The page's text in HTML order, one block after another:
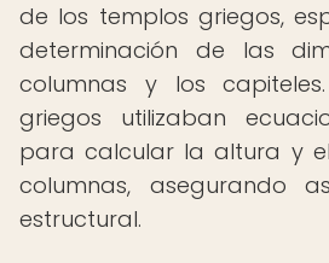
de los templos griegos,
determinación de las
columnas y los
griegos utilizaban
para calcular la altura y
columnas, asegurando
estructural.